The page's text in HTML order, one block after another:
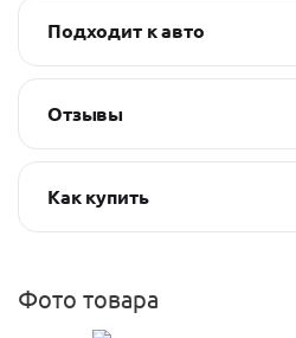
Подходит к авто
Отзывы
Как купить
Фото товара